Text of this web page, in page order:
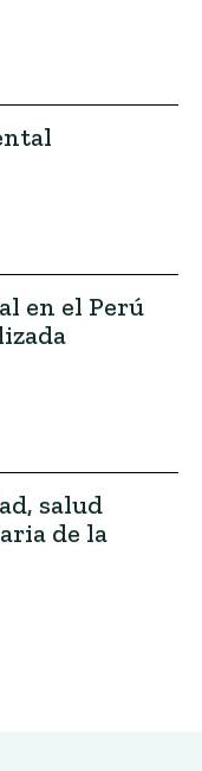
en el Perú
salud
de la